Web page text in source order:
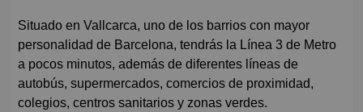
Situado en Vallcarca, uno de los barrios con mayor
personalidad de Barcelona, tendrás la Línea 3 de Metro
a pocos minutos, además de diferentes líneas de
autobús, supermercados, comercios de proximidad,
colegios, centros sanitarios y zonas verdes.